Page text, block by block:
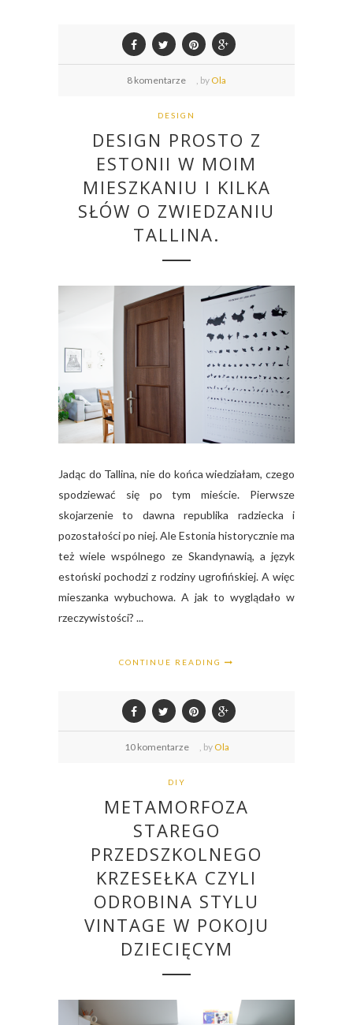
8 komentarze , by Ola
DESIGN
DESIGN PROSTO Z
ESTONII W MOIM
MIESZKANIU I KILKA
SŁÓW O ZWIEDZANIU
TALLINA.
Jadąc do Tallina, nie do końca wiedziałam, czego
spodziewać się po tym mieście. Pierwsze
skojarzenie to dawna republika radziecka i
pozostałości po niej. Ale Estonia historycznie ma
też wiele wspólnego ze Skandynawią, a język
estoński pochodzi z rodziny ugrofińskiej. A więc
mieszanka wybuchowa. A jak to wyglądało w
rzeczywistości? ...
CONTINUE READING
10 komentarze , by Ola
DIY
METAMORFOZA
STAREGO
PRZEDSZKOLNEGO
KRZESEŁKA CZYLI
ODROBINA STYLU
VINTAGE W POKOJU
DZIECIĘCYM